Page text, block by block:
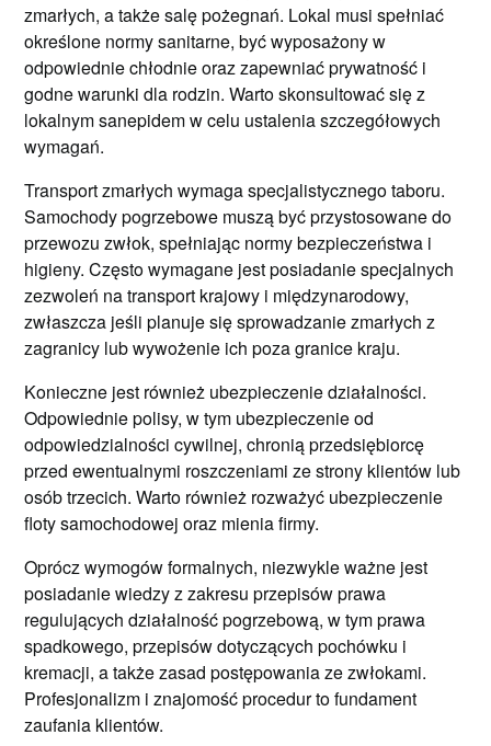
zmarłych, a także salę pożegnań. Lokal musi spełniać
określone normy sanitarne, być wyposażony w
odpowiednie chłodnie oraz zapewniać prywatność i
godne warunki dla rodzin. Warto skonsultować się z
lokalnym sanepidem w celu ustalenia szczegółowych
wymagań.
Transport zmarłych wymaga specjalistycznego taboru.
Samochody pogrzebowe muszą być przystosowane do
przewozu zwłok, spełniając normy bezpieczeństwa i
higieny. Często wymagane jest posiadanie specjalnych
zezwoleń na transport krajowy i międzynarodowy,
zwłaszcza jeśli planuje się sprowadzanie zmarłych z
zagranicy lub wywożenie ich poza granice kraju.
Konieczne jest również ubezpieczenie działalności.
Odpowiednie polisy, w tym ubezpieczenie od
odpowiedzialności cywilnej, chronią przedsiębiorcę
przed ewentualnymi roszczeniami ze strony klientów lub
osób trzecich. Warto również rozważyć ubezpieczenie
floty samochodowej oraz mienia firmy.
Oprócz wymogów formalnych, niezwykle ważne jest
posiadanie wiedzy z zakresu przepisów prawa
regulujących działalność pogrzebową, w tym prawa
spadkowego, przepisów dotyczących pochówku i
kremacji, a także zasad postępowania ze zwłokami.
Profesjonalizm i znajomość procedur to fundament
zaufania klientów.